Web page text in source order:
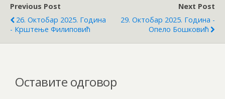
Previous Post
26. Октобар 2025. Година
- Крштење Филиповић
Next Post
29. Октобар 2025. Година -
Опело Бошковић
Оставите одговор